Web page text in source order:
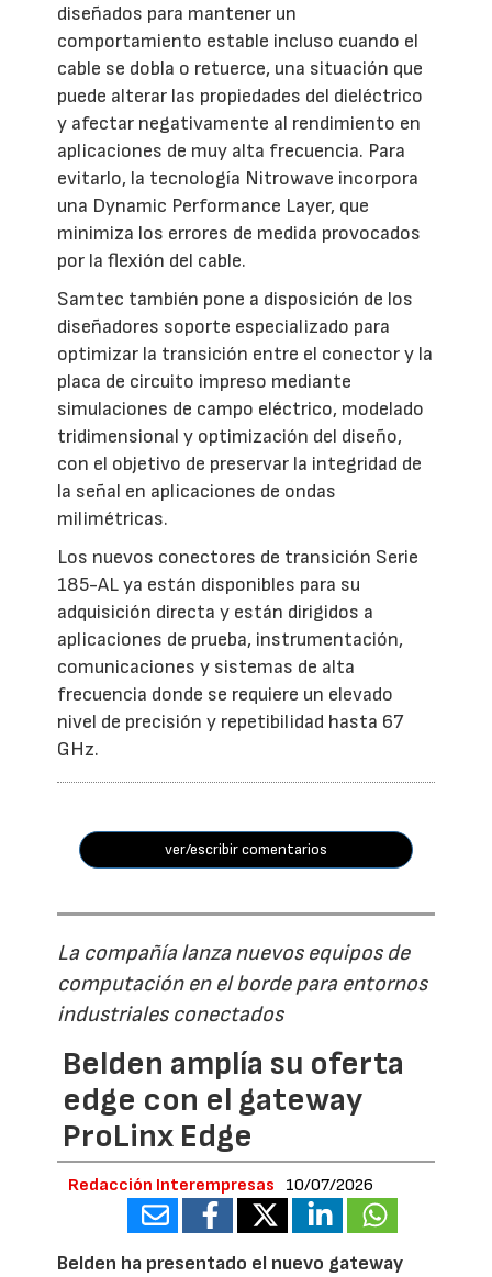
diseñados para mantener un
comportamiento estable incluso cuando el
cable se dobla o retuerce, una situación que
puede alterar las propiedades del dieléctrico
y afectar negativamente al rendimiento en
aplicaciones de muy alta frecuencia. Para
evitarlo, la tecnología Nitrowave incorpora
una Dynamic Performance Layer, que
minimiza los errores de medida provocados
por la flexión del cable.
Samtec también pone a disposición de los
diseñadores soporte especializado para
optimizar la transición entre el conector y la
placa de circuito impreso mediante
simulaciones de campo eléctrico, modelado
tridimensional y optimización del diseño,
con el objetivo de preservar la integridad de
la señal en aplicaciones de ondas
milimétricas.
Los nuevos conectores de transición Serie
185-AL ya están disponibles para su
adquisición directa y están dirigidos a
aplicaciones de prueba, instrumentación,
comunicaciones y sistemas de alta
frecuencia donde se requiere un elevado
nivel de precisión y repetibilidad hasta 67
GHz.
ver/escribir comentarios
La compañía lanza nuevos equipos de
computación en el borde para entornos
industriales conectados
Belden amplía su oferta
edge con el gateway
ProLinx Edge
Redacción Interempresas 10/07/2026
Belden ha presentado el nuevo gateway